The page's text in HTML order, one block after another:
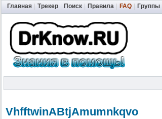
Главная Трекер Поиск Правила FAQ Группы
VhfftwinABtjAmumnkqvo